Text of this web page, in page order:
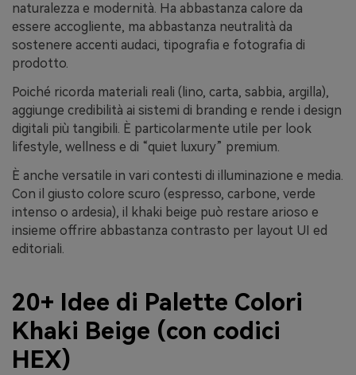
naturalezza e modernità. Ha abbastanza calore da
essere accogliente, ma abbastanza neutralità da
sostenere accenti audaci, tipografia e fotografia di
prodotto.
Poiché ricorda materiali reali (lino, carta, sabbia, argilla),
aggiunge credibilità ai sistemi di branding e rende i design
digitali più tangibili. È particolarmente utile per look
lifestyle, wellness e di “quiet luxury” premium.
È anche versatile in vari contesti di illuminazione e media.
Con il giusto colore scuro (espresso, carbone, verde
intenso o ardesia), il khaki beige può restare arioso e
insieme offrire abbastanza contrasto per layout UI ed
editoriali.
20+ Idee di Palette Colori
Khaki Beige (con codici
HEX)